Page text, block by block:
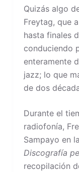
Quizás algo
Freytag, que
hasta finales
conduciendo
enteramente
jazz; lo que
de dos
Durante el
radiofonía,
Sampayo en
Discografía
recopilación